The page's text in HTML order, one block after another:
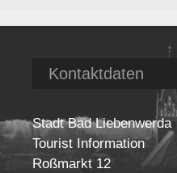
Kontaktdaten
Stadt Bad Liebenwerda
Tourist Information
Roßmarkt 12